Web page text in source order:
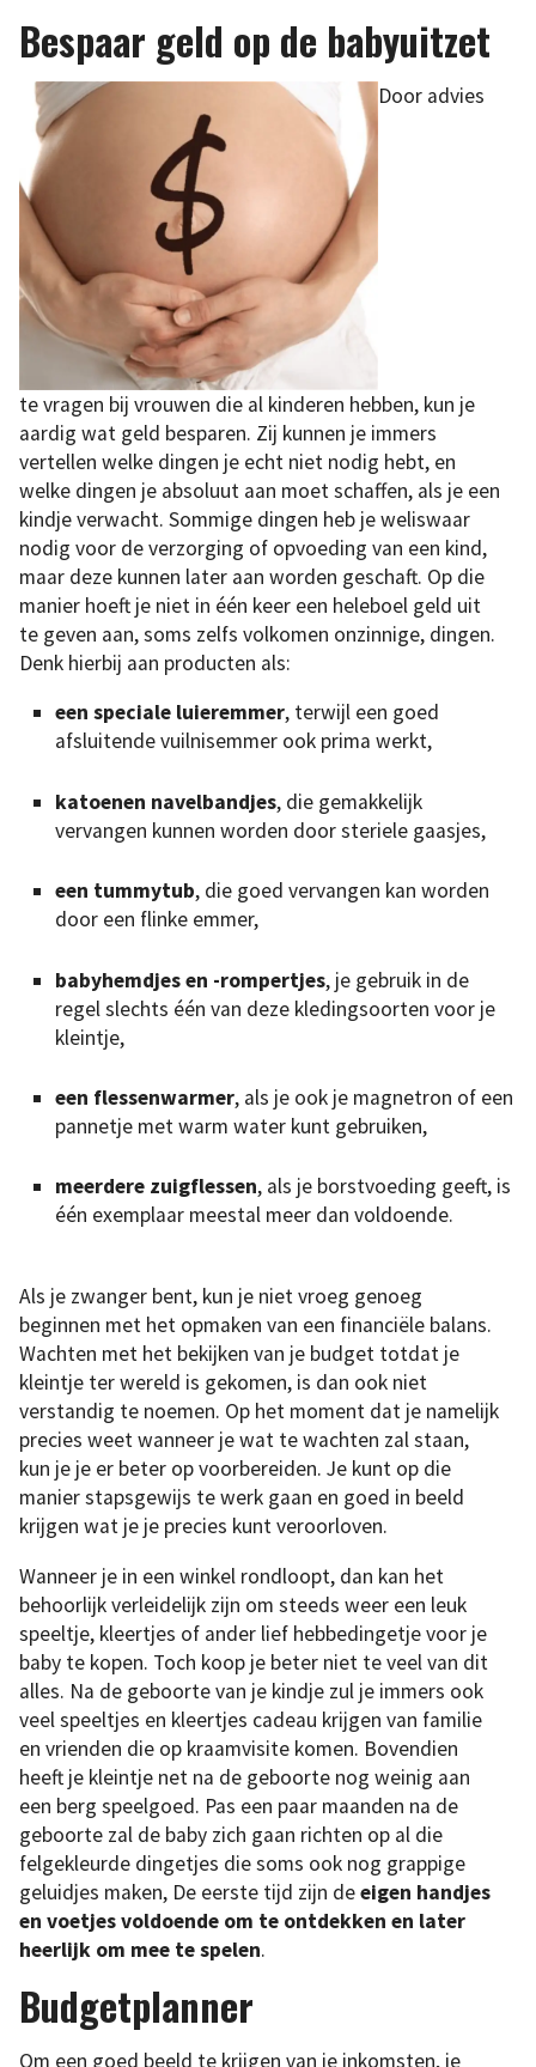
Bespaar geld op de babyuitzet
Door advies
te vragen bij vrouwen die al kinderen hebben, kun je
aardig wat geld besparen. Zij kunnen je immers
vertellen welke dingen je echt niet nodig hebt, en
welke dingen je absoluut aan moet schaffen, als je een
kindje verwacht. Sommige dingen heb je weliswaar
nodig voor de verzorging of opvoeding van een kind,
maar deze kunnen later aan worden geschaft. Op die
manier hoeft je niet in één keer een heleboel geld uit
te geven aan, soms zelfs volkomen onzinnige, dingen.
Denk hierbij aan producten als:
een speciale luieremmer, terwijl een goed
afsluitende vuilnisemmer ook prima werkt,
katoenen navelbandjes, die gemakkelijk
vervangen kunnen worden door steriele gaasjes,
een tummytub, die goed vervangen kan worden
door een flinke emmer,
babyhemdjes en -rompertjes, je gebruik in de
regel slechts één van deze kledingsoorten voor je
kleintje,
een flessenwarmer, als je ook je magnetron of een
pannetje met warm water kunt gebruiken,
meerdere zuigflessen, als je borstvoeding geeft, is
één exemplaar meestal meer dan voldoende.
Als je zwanger bent, kun je niet vroeg genoeg
beginnen met het opmaken van een financiële balans.
Wachten met het bekijken van je budget totdat je
kleintje ter wereld is gekomen, is dan ook niet
verstandig te noemen. Op het moment dat je namelijk
precies weet wanneer je wat te wachten zal staan,
kun je je er beter op voorbereiden. Je kunt op die
manier stapsgewijs te werk gaan en goed in beeld
krijgen wat je je precies kunt veroorloven.
Wanneer je in een winkel rondloopt, dan kan het
behoorlijk verleidelijk zijn om steeds weer een leuk
speeltje, kleertjes of ander lief hebbedingetje voor je
baby te kopen. Toch koop je beter niet te veel van dit
alles. Na de geboorte van je kindje zul je immers ook
veel speeltjes en kleertjes cadeau krijgen van familie
en vrienden die op kraamvisite komen. Bovendien
heeft je kleintje net na de geboorte nog weinig aan
een berg speelgoed. Pas een paar maanden na de
geboorte zal de baby zich gaan richten op al die
felgekleurde dingetjes die soms ook nog grappige
geluidjes maken, De eerste tijd zijn deeigen handjes
en voetjes voldoende om te ontdekken en later
heerlijk om mee te spelen.
Budgetplanner
Om een goed beeld te krijgen van je inkomsten, je